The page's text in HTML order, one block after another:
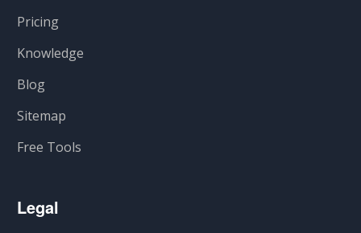
Pricing
Knowledge
Blog
Sitemap
Free Tools
Legal